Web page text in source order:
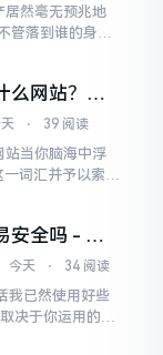
然毫无预兆地
管落到谁的身上,
么网站？一
⋅ 39 阅读
当你脑海中浮
词汇并予以索求
安全吗 - 老
今天 ⋅ 34 阅读
我已然使用好些
决于你运用的方